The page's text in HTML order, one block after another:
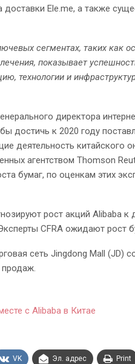
доставки Ele.me, а также
сегментах, таких как
показывает
технологии и
директора
достичь к 2020 году
деятельность китайского
агентством Thomson
бумаг, по оценкам этих
рост акций Alibaba к
CFRA ожидают рост
сеть Jingdong Mall (JD)
продаж.
с Alibaba в Китае
VK Эл. адрес Print